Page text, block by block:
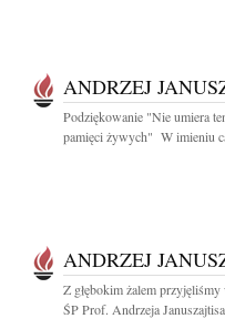
ANDRZEJ
Podziękowanie "Nie umiera
pamięci żywych" W imieniu
ANDRZEJ
Z głębokim żalem
ŚP Prof. Andrzeja